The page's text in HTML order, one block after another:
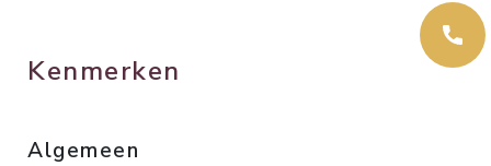
Kenmerken
Algemeen